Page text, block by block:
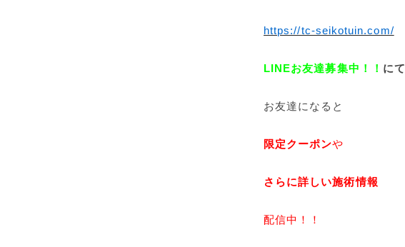
https://tc-seikotuin.com/
LINEお友達募集中！！ にて
お友達になると
限定クーポンや
さらに詳しい施術情報
配信中！！